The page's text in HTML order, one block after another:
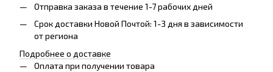
Отправка заказа в течение 1-7 рабочих дней
Срок доставки Новой Почтой: 1-3 дня в зависимости
от региона
Подробнее о доставке
Оплата при получении товара